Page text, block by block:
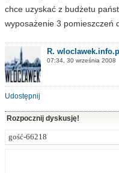
chce uzyskać z budżetu
wyposażenie 3 pomieszczeń
R. wloclawek.info.pl
07:34, 30 września 2008
Udostępnij
Rozpocznij dyskusję!